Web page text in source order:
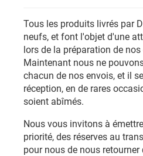
Tous les produits livrés par
neufs, et font l'objet d'une
lors de la préparation de
Maintenant nous ne
chacun de nos envois, et il
réception, en de rares
soient abîmés.
Nous vous invitons à
priorité, des réserves au
pour nous de nous